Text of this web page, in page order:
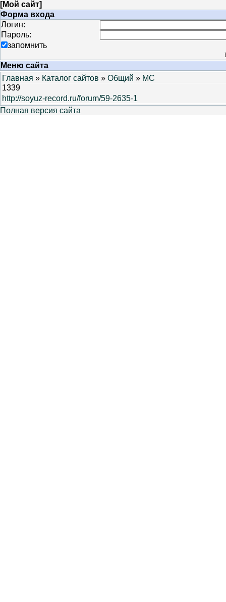
[Мой сайт]
Форма входа
Логин:
Пароль:
запомнить
Меню сайта
Главная » Каталог сайтов » Общий » MC
1339
http://soyuz-record.ru/forum/59-2635-1
Полная версия сайта